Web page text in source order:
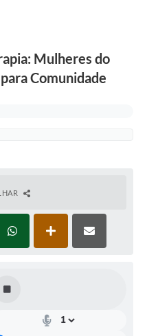
Mulheres do
Comunidade